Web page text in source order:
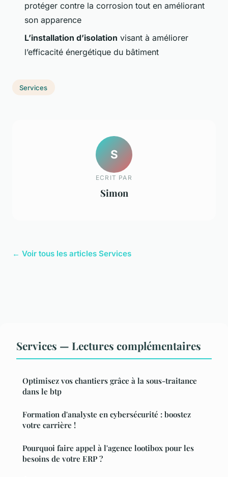
protéger contre la corrosion tout en améliorant
son apparence
L’installation d’isolation visant à améliorer
l’efficacité énergétique du bâtiment
Services
S
ECRIT PAR
Simon
← Voir tous les articles Services
Services — Lectures complémentaires
Optimisez vos chantiers grâce à la sous-traitance
dans le btp
Formation d'analyste en cybersécurité : boostez
votre carrière !
Pourquoi faire appel à l'agence lootibox pour les
besoins de votre ERP ?